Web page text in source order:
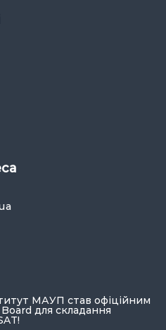
МАУП став офіційним
для складання